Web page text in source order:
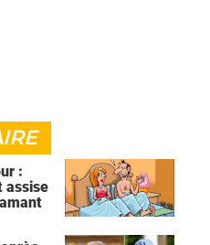
:
assise